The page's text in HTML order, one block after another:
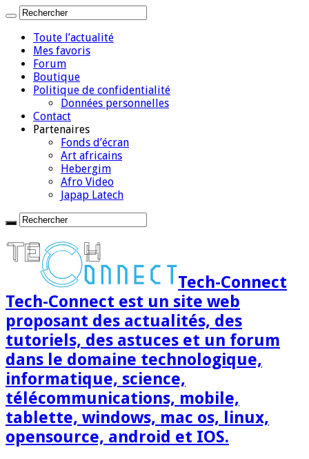
Toute l’actualité
Mes favoris
Forum
Boutique
Politique de confidentialité
Données personnelles
Contact
Partenaires
Fonds d’écran
Art africains
Hebergim
Afro Video
Japap Latech
Tech-Connect
Tech-Connect est un site web
proposant des actualités, des
tutoriels, des astuces et un forum
dans le domaine technologique,
informatique, science,
télécommunications, mobile,
tablette, windows, mac os, linux,
opensource, android et IOS.